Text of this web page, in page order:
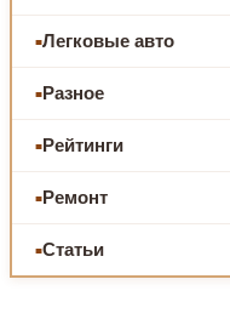
Легковые авто
Разное
Рейтинги
Ремонт
Статьи